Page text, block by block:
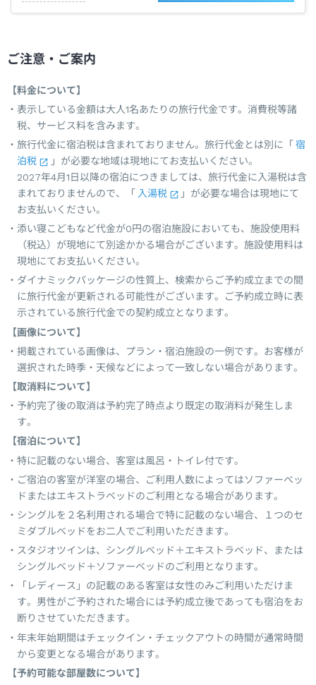
ご注意・ご案内
【料金について】
表示している金額は大人1名あたりの旅行代金です。消費税等諸
税、サービス料を含みます。
旅行代金に宿泊税は含まれておりません。旅行代金とは別に「 宿
泊税
」が必要な地域は現地にてお支払いください。
2027年4月1日以降の宿泊につきましては、旅行代金に入湯税は含
まれておりませんので、「 入湯税
」が必要な場合は現地にて
お支払いください。
添い寝こどもなど代金が0円の宿泊施設においても、施設使用料
（税込）が現地にて別途かかる場合がございます。施設使用料は
現地にてお支払いください。
ダイナミックパッケージの性質上、検索からご予約成立までの間
に旅行代金が更新される可能性がございます。ご予約成立時に表
示されている旅行代金での契約成立となります。
【画像について】
掲載されている画像は、プラン・宿泊施設の一例です。お客様が
選択された時季・天候などによって一致しない場合があります。
【取消料について】
予約完了後の取消は予約完了時点より既定の取消料が発生しま
す。
【宿泊について】
特に記載のない場合、客室は風呂・トイレ付です。
ご宿泊の客室が洋室の場合、ご利用人数によってはソファーベッ
ドまたはエキストラベッドのご利用となる場合があります。
シングルを２名利用される場合で特に記載のない場合、１つのセ
ミダブルベッドをお二人でご利用いただきます。
スタジオツインは、シングルベッド＋エキストラベッド、または
シングルベッド＋ソファーベッドのご利用となります。
「レディース」の記載のある客室は女性のみご利用いただけま
す。男性がご予約された場合には予約成立後であっても宿泊をお
断りさせていただきます。
年末年始期間はチェックイン・チェックアウトの時間が通常時間
から変更となる場合があります。
【予約可能な部屋数について】